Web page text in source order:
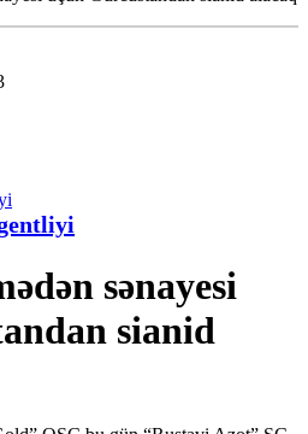
sənayesi
sianid